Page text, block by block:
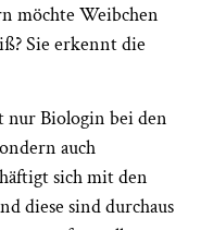
möchte Weibchen
Sie erkennt die
nur Biologin bei den
auch
sich mit den
diese sind durchaus